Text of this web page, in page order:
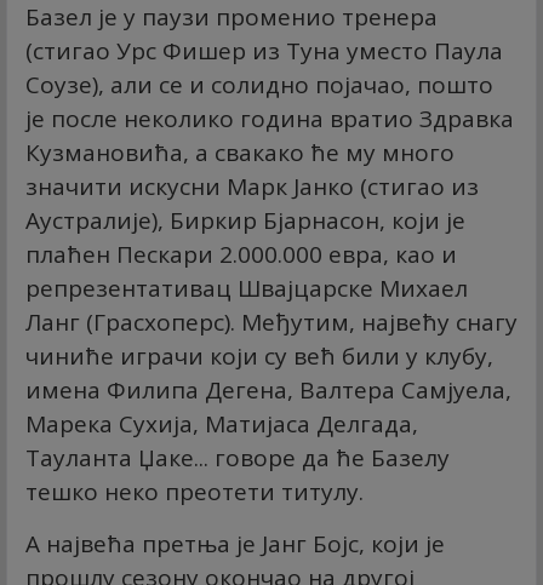
Базел је у паузи променио тренера
(стигао Урс Фишер из Туна уместо Паула
Соузе), али се и солидно појачао, пошто
је после неколико година вратио Здравка
Кузмановића, а свакако ће му много
значити искусни Марк Јанко (стигао из
Аустралије), Биркир Бјарнасон, који је
плаћен Пескари 2.000.000 евра, као и
репрезентативац Швајцарске Михаел
Ланг (Грасхоперс). Међутим, највећу снагу
чиниће играчи који су већ били у клубу,
имена Филипа Дегена, Валтера Самјуела,
Марека Сухија, Матијаса Делгада,
Тауланта Џаке... говоре да ће Базелу
тешко неко преотети титулу.
А највећа претња је Јанг Бојс, који је
прошлу сезону окончао на другој